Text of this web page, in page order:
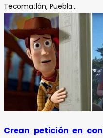
Tecomatlán, Puebla...
Crean petición en